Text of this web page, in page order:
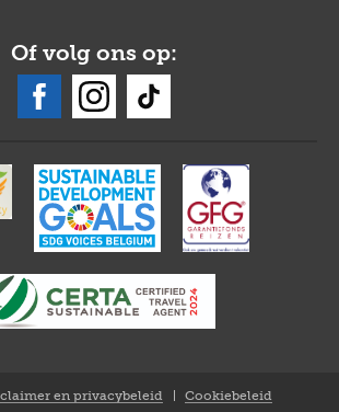
Of volg ons op:
en privacybeleid
Cookiebeleid